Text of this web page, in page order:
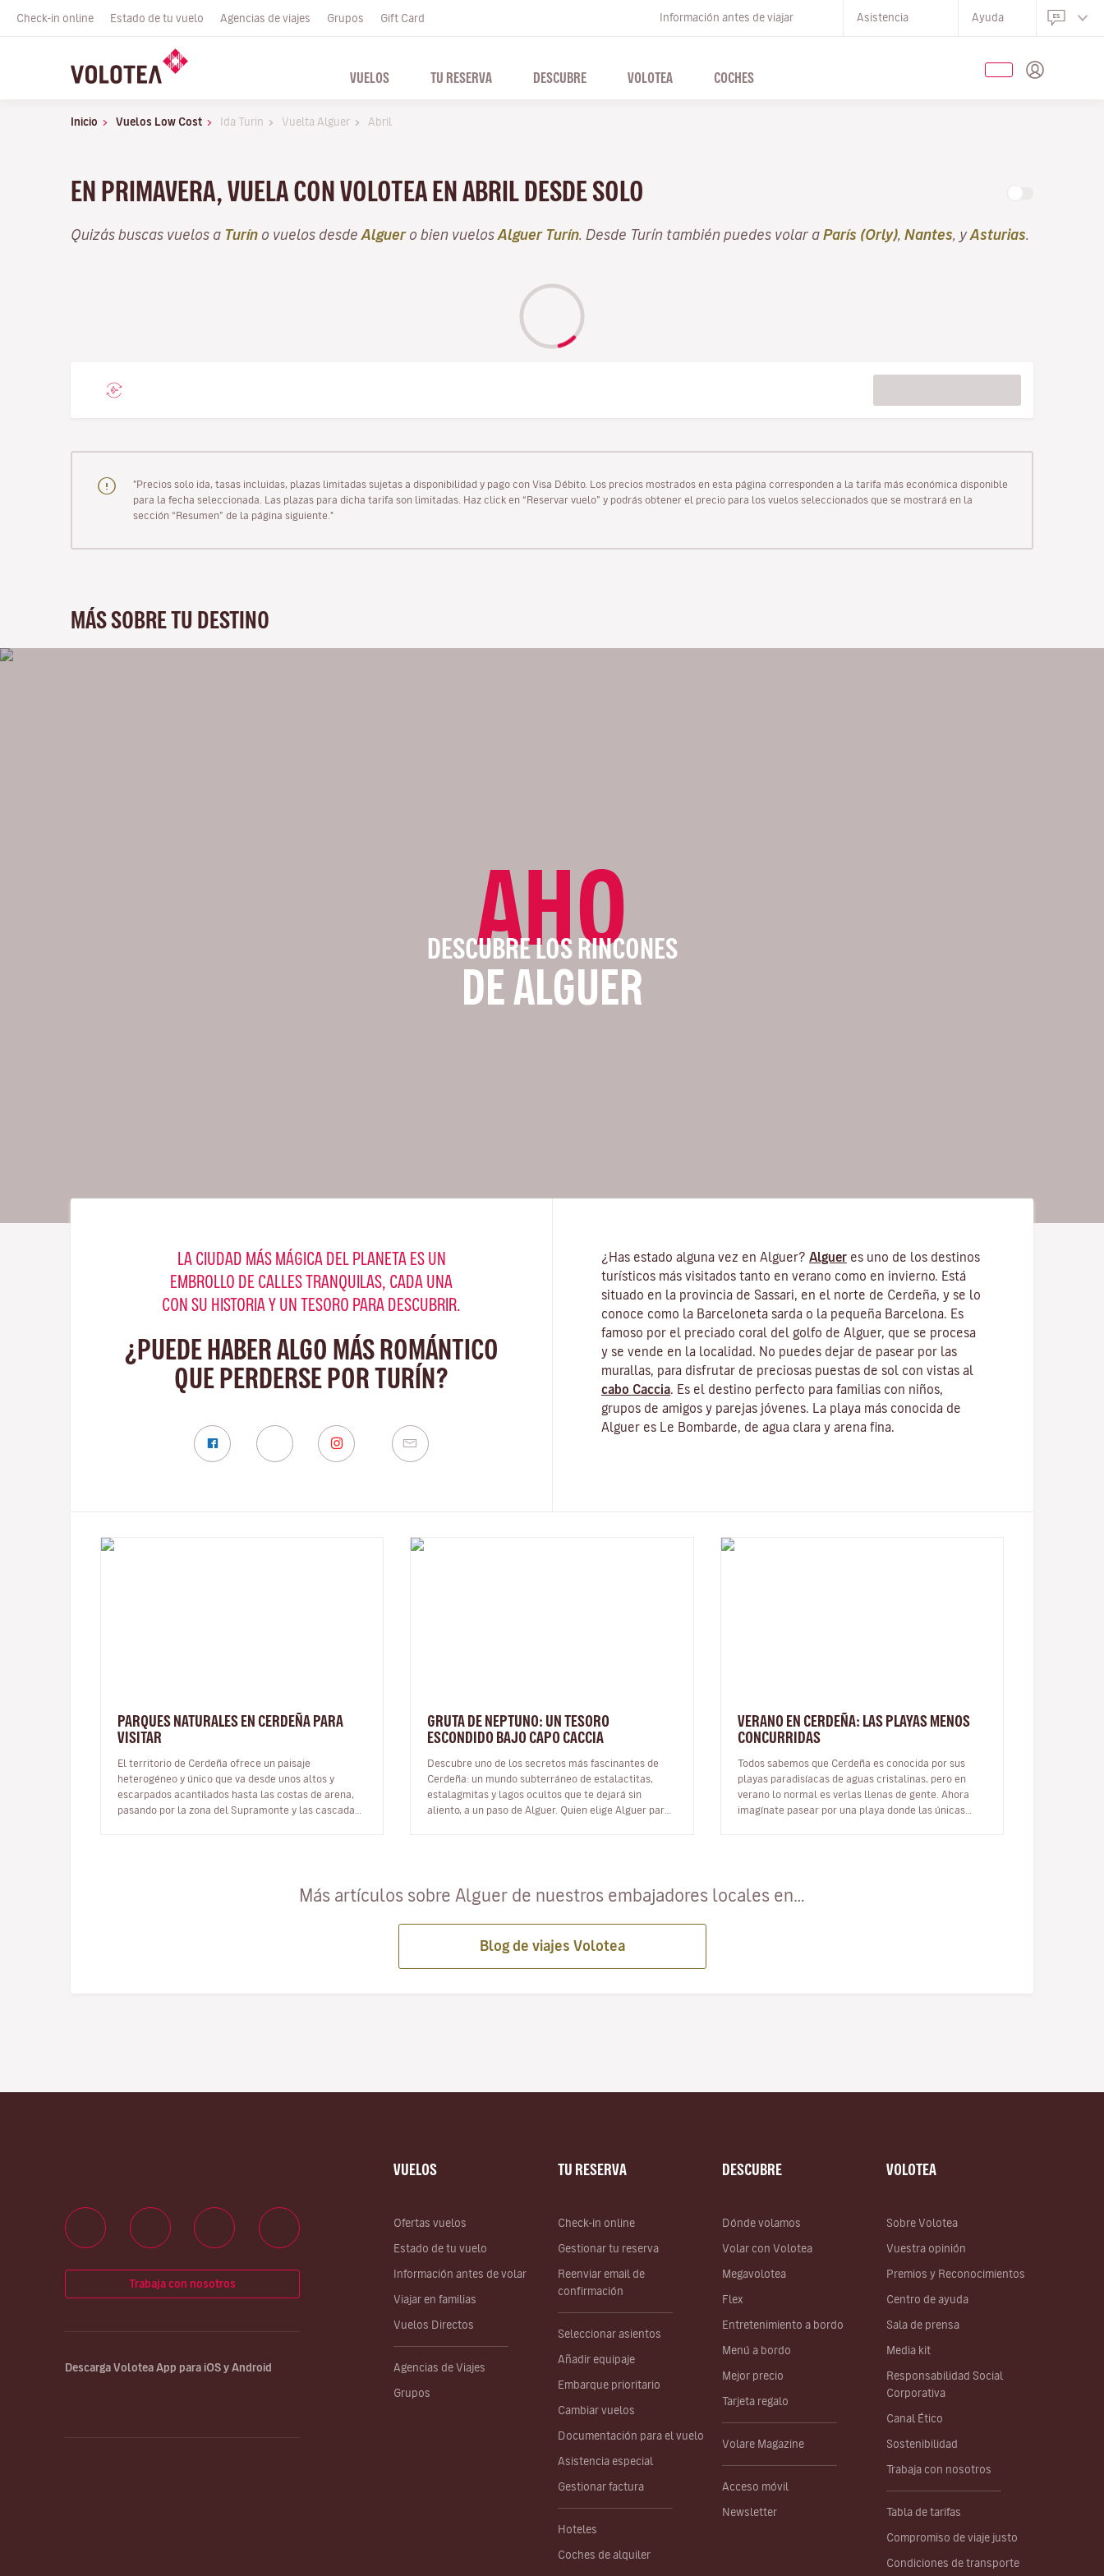
Check-in online Estado de tu vuelo Agencias de viajes Grupos Gift Card Información antes de viajar Asistencia Ayuda
VUELOS TU RESERVA DESCUBRE VOLOTEA COCHES
Inicio Vuelos Low Cost Ida Turin Vuelta Alguer Abril
EN PRIMAVERA, VUELA CON VOLOTEA EN ABRIL DESDE SOLO
Quizás buscas vuelos a Turín o vuelos desde Alguero bien vuelos Alguer Turín . Desde Turín también puedes volar a París (Orly) Nantes , yAsturias
"Precios solo ida, tasas incluidas, plazas limitadas sujetas a disponibilidad y pago con Visa Débito. Los precios mostrados en esta página corresponden a la tarifa más económica disponible
para la fecha seleccionada. Las plazas para dicha tarifa son limitadas. Haz click en “Reservar vuelo” y podrás obtener el precio para los vuelos seleccionados que se mostrará en la
sección “Resumen” de la página siguiente."
MÁS SOBRE TU DESTINO
AHO
DESCUBRE LOS RINCONES
DE ALGUER
LA CIUDAD MÁS MÁGICA DEL PLANETA ES UN
EMBROLLO DE CALLES TRANQUILAS, CADA UNA
CON SU HISTORIA Y UN TESORO PARA DESCUBRIR.
¿PUEDE HABER ALGO MÁS ROMÁNTICO
QUE PERDERSE POR TURÍN?
¿Has estado alguna vez en Alguer? Alguer es uno de los destinos
turísticos más visitados tanto en verano como en invierno. Está
situado en la provincia de Sassari, en el norte de Cerdeña, y se lo
conoce como la Barceloneta sarda o la pequeña Barcelona. Es
famoso por el preciado coral del golfo de Alguer, que se procesa
y se vende en la localidad. No puedes dejar de pasear por las
murallas, para disfrutar de preciosas puestas de sol con vistas al
cabo Caccia . Es el destino perfecto para familias con niños,
grupos de amigos y parejas jóvenes. La playa más conocida de
Alguer es Le Bombarde, de agua clara y arena fina.
PARQUES NATURALES EN CERDEÑA PARA
VISITAR
El territorio de Cerdeña ofrece un paisaje
heterogéneo y único que va desde unos altos y
escarpados acantilados hasta las costas de arena,
pasando por la zona del Supramonte y las cascadas,
GRUTA DE NEPTUNO: UN TESORO
ESCONDIDO BAJO CAPO CACCIA
Descubre uno de los secretos más fascinantes de
Cerdeña: un mundo subterráneo de estalactitas,
estalagmitas y lagos ocultos que te dejará sin
aliento, a un paso de Alguer. Quien elige Alguer para
VERANO EN CERDEÑA: LAS PLAYAS MENOS
CONCURRIDAS
Todos sabemos que Cerdeña es conocida por sus
playas paradisíacas de aguas cristalinas, pero en
verano lo normal es verlas llenas de gente. Ahora
imagínate pasear por una playa donde las únicas
Más artículos sobre Alguer de nuestros embajadores locales en…
Blog de viajes Volotea
VUELOS
Ofertas vuelos
Estado de tu vuelo
Información antes de volar
Viajar en familias
Vuelos Directos
Agencias de Viajes
Grupos
TU RESERVA
Check-in online
Gestionar tu reserva
Reenviar email de
confirmación
Seleccionar asientos
Añadir equipaje
Embarque prioritario
Cambiar vuelos
Documentación para el vuelo
Asistencia especial
Gestionar factura
Hoteles
Coches de alquiler
DESCUBRE
Dónde volamos
Volar con Volotea
Megavolotea
Flex
Entretenimiento a bordo
Menú a bordo
Mejor precio
Tarjeta regalo
Volare Magazine
Acceso móvil
Newsletter
VOLOTEA
Sobre Volotea
Vuestra opinión
Premios y Reconocimientos
Centro de ayuda
Sala de prensa
Media kit
Responsabilidad Social
Corporativa
Canal Ético
Sostenibilidad
Trabaja con nosotros
Tabla de tarifas
Compromiso de viaje justo
Condiciones de transporte
Trabaja con nosotros
Descarga Volotea App para iOS y Android